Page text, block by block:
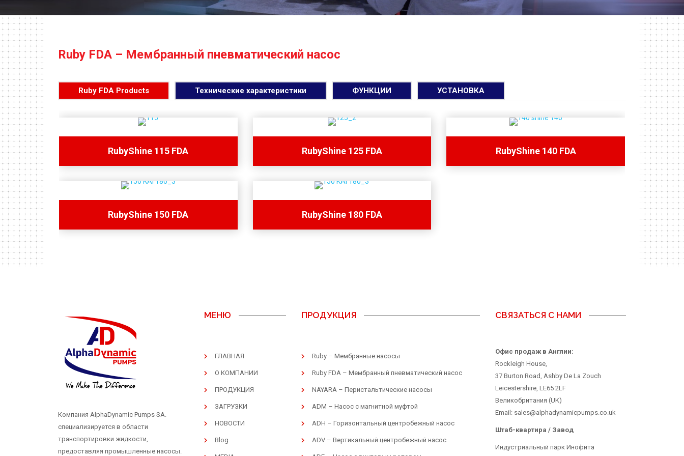
Ruby FDA – Мембранный пневматический насос
Ruby FDA Products Технические характеристики ФУНКЦИИ УСТАНОВКА
RubyShine 115 FDA RubyShine 125 FDA RubyShine 140 FDA
RubyShine 150 FDA RubyShine 180 FDA
Компания AlphaDynamic Pumps SA.
специализируется в области
транспортировки жидкости,
предоставляя промышленные насосы.
МЕНЮ
ГЛАВНАЯ
О КОМПАНИИ
ПРОДУКЦИЯ
ЗАГРУЗКИ
НОВОСТИ
Blog
ПРОДУКЦИЯ
Ruby – Мембранные насосы
Ruby FDA – Мембранный пневматический насос
NAYARA – Перистальтические насосы
ADM – Насос с магнитной муфтой
ADH – Горизонтальный центробежный насос
ADV – Вертикальный центробежный насос
СВЯЗАТЬСЯ С НАМИ
Офис продаж в Англии:
Rockleigh House,
37 Burton Road, Ashby De La Zouch
Leicestershire, LE65 2LF
Великобритания (UK)
Email: sales@alphadynamicpumps.co.uk
Штаб-квартира / Завод
Индустриальный парк Инофита